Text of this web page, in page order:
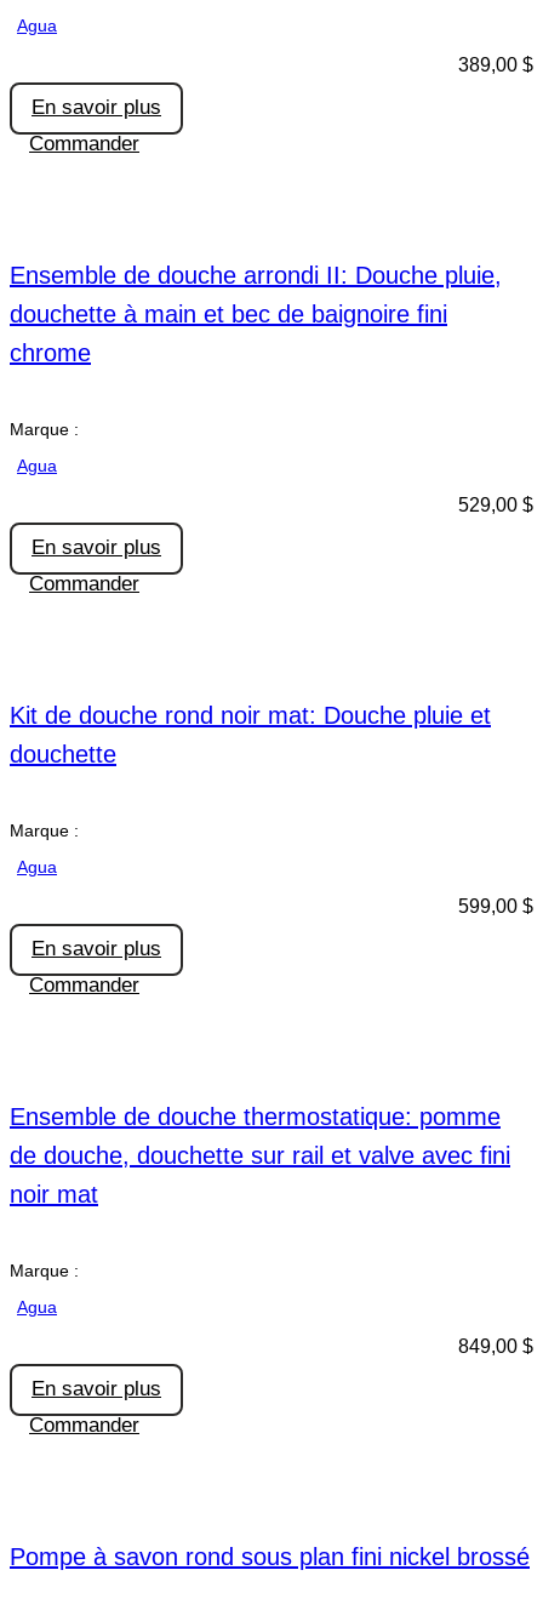
Agua
389,00 $
En savoir plus
Commander
Ensemble de douche arrondi II: Douche pluie,
douchette à main et bec de baignoire fini
chrome
Marque :
Agua
529,00 $
En savoir plus
Commander
Kit de douche rond noir mat: Douche pluie et
douchette
Marque :
Agua
599,00 $
En savoir plus
Commander
Ensemble de douche thermostatique: pomme
de douche, douchette sur rail et valve avec fini
noir mat
Marque :
Agua
849,00 $
En savoir plus
Commander
Pompe à savon rond sous plan fini nickel brossé